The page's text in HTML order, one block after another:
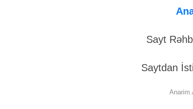
Sayt
Saytdan